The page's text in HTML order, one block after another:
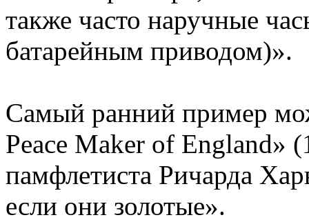
также часто наручные
батарейным приводом)».
Самый ранний пример
Peace Maker of England»
памфлетиста Ричарда
если они золотые».